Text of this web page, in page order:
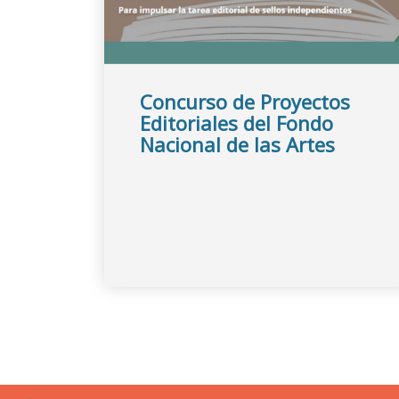
Concurso de Proyectos
Editoriales del Fondo
Nacional de las Artes